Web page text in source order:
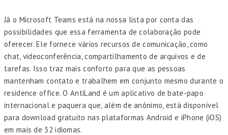
Já o Microsoft Teams está na nossa lista por conta das
possibilidades que essa ferramenta de colaboração pode
oferecer. Ele fornece vários recursos de comunicação, como
chat, videoconferência, compartilhamento de arquivos e de
tarefas. Isso traz mais conforto para que as pessoas
mantenham contato e trabalhem em conjunto mesmo durante o
residence office. O AntiLand é um aplicativo de bate-papo
internacional e paquera que, além de anônimo, está disponível
para download gratuito nas plataformas Android e iPhone (iOS)
em mais de 32 idiomas.